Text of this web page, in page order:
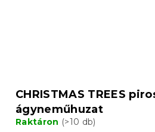
CHRISTMAS TREES
ágyneműhuzat
Raktáron (>10 db)